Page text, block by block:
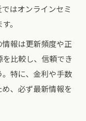
はオンラインセミ
。
報は更新頻度や正
比較し、信頼でき
特に、金利や手数
、必ず最新情報を